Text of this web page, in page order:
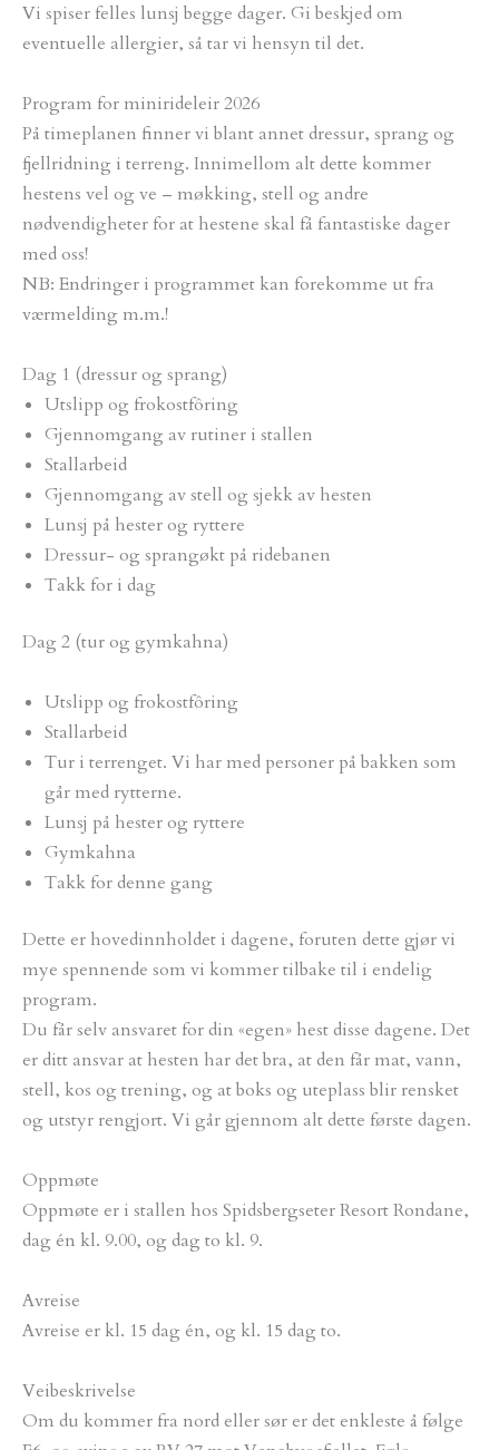
Vi spiser felles lunsj begge dager. Gi beskjed om
eventuelle allergier, så tar vi hensyn til det.
Program for minirideleir 2026
På timeplanen finner vi blant annet dressur, sprang og
fjellridning i terreng. Innimellom alt dette kommer
hestens vel og ve – møkking, stell og andre
nødvendigheter for at hestene skal få fantastiske dager
med oss!
NB: Endringer i programmet kan forekomme ut fra
værmelding m.m.!
Dag 1 (dressur og sprang)
Utslipp og frokostfôring
Gjennomgang av rutiner i stallen
Stallarbeid
Gjennomgang av stell og sjekk av hesten
Lunsj på hester og ryttere
Dressur- og sprangøkt på ridebanen
Takk for i dag
Dag 2 (tur og gymkahna)
Utslipp og frokostfôring
Stallarbeid
Tur i terrenget. Vi har med personer på bakken som
går med rytterne.
Lunsj på hester og ryttere
Gymkahna
Takk for denne gang
Dette er hovedinnholdet i dagene, foruten dette gjør vi
mye spennende som vi kommer tilbake til i endelig
program.
Du får selv ansvaret for din «egen» hest disse dagene. Det
er ditt ansvar at hesten har det bra, at den får mat, vann,
stell, kos og trening, og at boks og uteplass blir rensket
og utstyr rengjort. Vi går gjennom alt dette første dagen.
Oppmøte
Oppmøte er i stallen hos Spidsbergseter Resort Rondane,
dag én kl. 9.00, og dag to kl. 9.
Avreise
Avreise er kl. 15 dag én, og kl. 15 dag to.
Veibeskrivelse
Om du kommer fra nord eller sør er det enkleste å følge